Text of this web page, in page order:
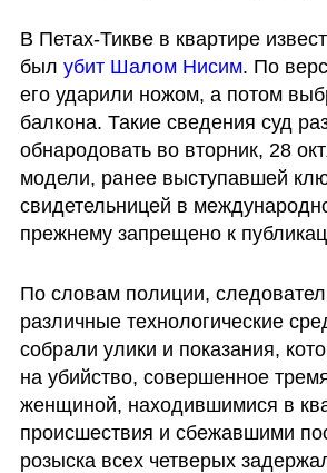
В Петах-Тикве в квартире
был убит Шалом Нисим. По
его ударили ножом, а потом
балкона. Такие сведения суд
обнародовать во вторник, 28
модели, ранее выступавшей
свидетельницей в
прежнему запрещено к
По словам полиции,
различные технологические
собрали улики и показания,
на убийство, совершенное
женщиной, находившимися в
происшествия и сбежавшими
розыска всех четверых